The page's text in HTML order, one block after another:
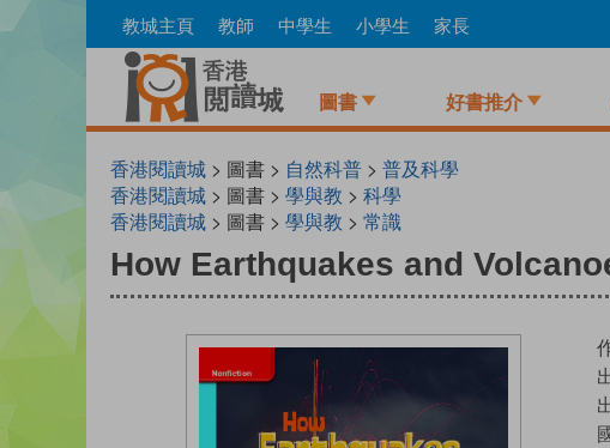
to
教城主頁 教師 中學生 小學生 家長
圖書 好書推介
香港閱讀城 > 圖書 > 自然科普 > 普及科學
香港閱讀城 > 圖書 > 學與教 > 科學
香港閱讀城 > 圖書 > 學與教 > 常識
How Earthquakes and